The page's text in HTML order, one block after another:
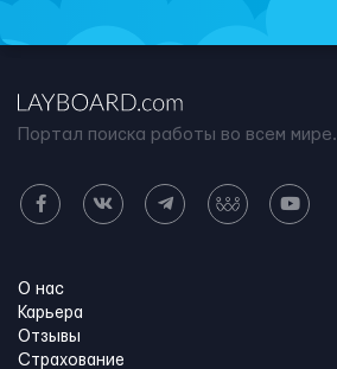
Портал поиска работы во всем мире.
О нас
Карьера
Отзывы
Страхование